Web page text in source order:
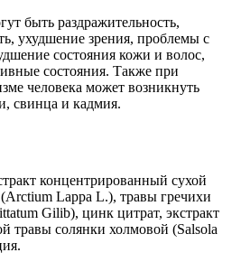
быть раздражительность,
ухудшение зрения, проблемы с
состояния кожи и волос,
состояния. Также при
человека может возникнуть
свинца и кадмия.
концентрированный сухой
Lappa L.), травы гречихи
Gilib), цинк цитрат, экстракт
травы солянки холмовой (Salsola